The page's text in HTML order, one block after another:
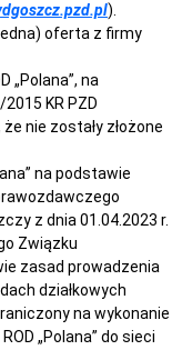
).
oferta z firmy
„Polana”, na
KR PZD
nie zostały złożone
na podstawie
z dnia 01.04.2023 r.
Związku
zasad prowadzenia
działkowych
na wykonanie
„Polana” do sieci